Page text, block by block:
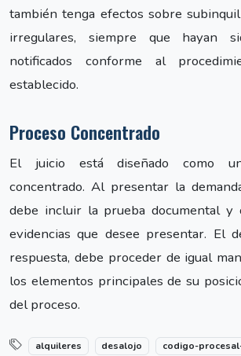
también tenga efectos sobre
irregulares, siempre que hayan
notificados conforme al
establecido.
Proceso Concentrado
El juicio está diseñado como
concentrado. Al presentar la
debe incluir la prueba documental y
evidencias que desee presentar. El
respuesta, debe proceder de igual
los elementos principales de su
del proceso.
alquileres desalojo
codigo-